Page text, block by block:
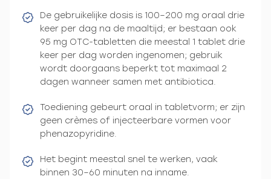
De gebruikelijke dosis is 100–200 mg oraal drie
keer per dag na de maaltijd; er bestaan ook
95 mg OTC-tabletten die meestal 1 tablet drie
keer per dag worden ingenomen; gebruik
wordt doorgaans beperkt tot maximaal 2
dagen wanneer samen met antibiotica.
Toediening gebeurt oraal in tabletvorm; er zijn
geen crèmes of injecteerbare vormen voor
phenazopyridine.
Het begint meestal snel te werken, vaak
binnen 30–60 minuten na inname.